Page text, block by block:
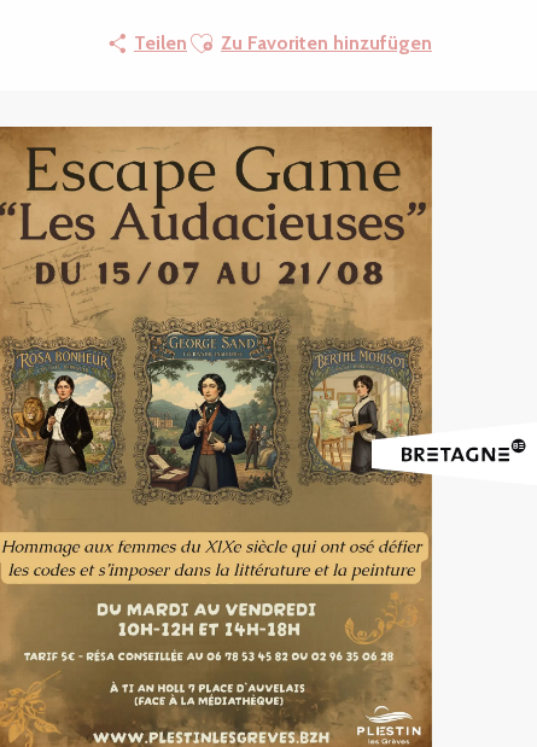
Teilen Ajouter aux favoris
Zu Favoriten hinzufügen